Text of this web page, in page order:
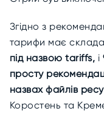
Згідно з
тарифи має
під назвою tariffs, і
просту
назвах файлів
Коростень та